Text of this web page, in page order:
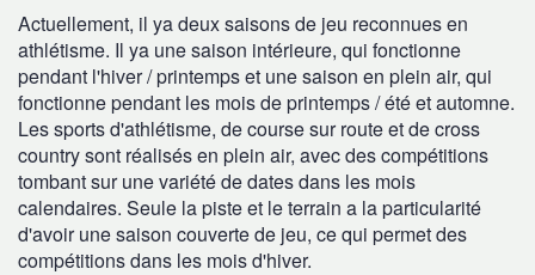
Actuellement, il ya deux saisons de jeu reconnues en
athlétisme. Il ya une saison intérieure, qui fonctionne
pendant l'hiver / printemps et une saison en plein air, qui
fonctionne pendant les mois de printemps / été et automne.
Les sports d'athlétisme, de course sur route et de cross
country sont réalisés en plein air, avec des compétitions
tombant sur une variété de dates dans les mois
calendaires. Seule la piste et le terrain a la particularité
d'avoir une saison couverte de jeu, ce qui permet des
compétitions dans les mois d'hiver.